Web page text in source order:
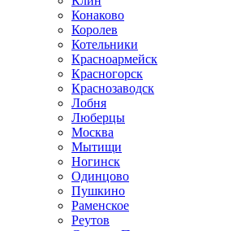
Конаково
Королев
Котельники
Красноармейск
Красногорск
Краснозаводск
Лобня
Люберцы
Москва
Мытищи
Ногинск
Одинцово
Пушкино
Раменское
Реутов